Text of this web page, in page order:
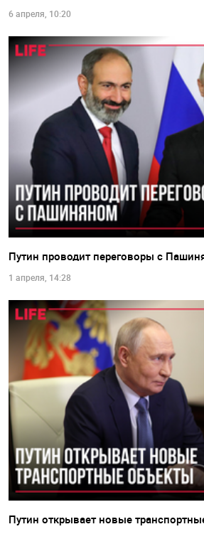
6 апреля, 10:20
Путин проводит переговоры с
1 апреля, 14:28
Путин открывает новые